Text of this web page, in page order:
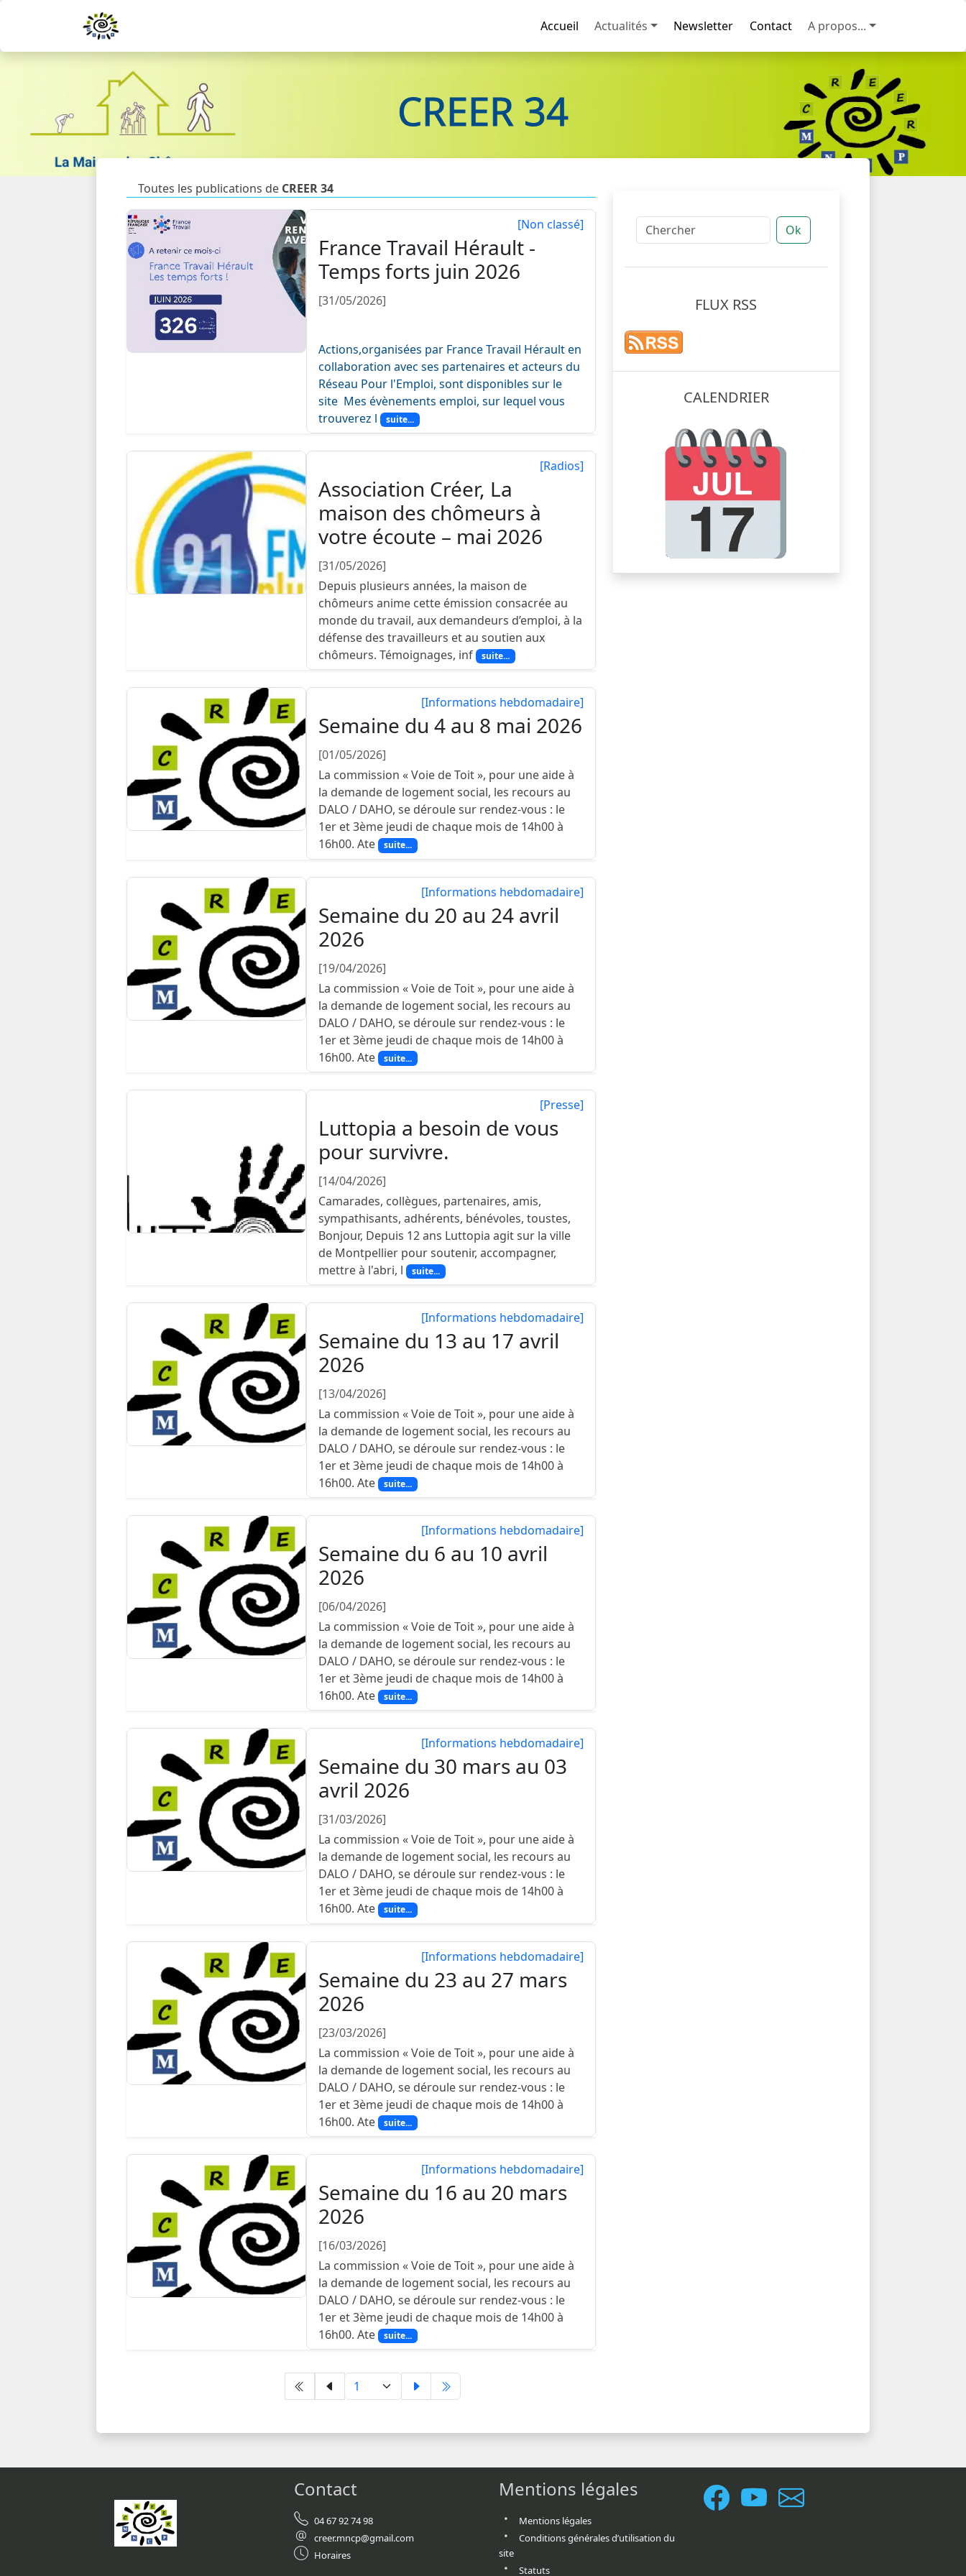
Accueil Actualités Newsletter Contact A propos...
CREER 34
Toutes les publications de CREER 34
[Non classé]
France Travail Hérault -
Temps forts juin 2026
[31/05/2026]
Actions,organisées par France Travail Hérault en
collaboration avec ses partenaires et acteurs du
Réseau Pour l'Emploi, sont disponibles sur le
site Mes évènements emploi, sur lequel vous
trouverez l suite...
[Radios]
Association Créer, La
maison des chômeurs à
votre écoute – mai 2026
[31/05/2026]
Depuis plusieurs années, la maison de
chômeurs anime cette émission consacrée au
monde du travail, aux demandeurs d’emploi, à la
défense des travailleurs et au soutien aux
chômeurs. Témoignages, inf suite...
[Informations hebdomadaire]
Semaine du 4 au 8 mai 2026
[01/05/2026]
La commission « Voie de Toit », pour une aide à
la demande de logement social, les recours au
DALO / DAHO, se déroule sur rendez-vous : le
1er et 3ème jeudi de chaque mois de 14h00 à
16h00. Ate suite...
[Informations hebdomadaire]
Semaine du 20 au 24 avril
2026
[19/04/2026]
La commission « Voie de Toit », pour une aide à
la demande de logement social, les recours au
DALO / DAHO, se déroule sur rendez-vous : le
1er et 3ème jeudi de chaque mois de 14h00 à
16h00. Ate suite...
[Presse]
Luttopia a besoin de vous
pour survivre.
[14/04/2026]
Camarades, collègues, partenaires, amis,
sympathisants, adhérents, bénévoles, toustes,
Bonjour, Depuis 12 ans Luttopia agit sur la ville
de Montpellier pour soutenir, accompagner,
mettre à l'abri, l suite...
[Informations hebdomadaire]
Semaine du 13 au 17 avril
2026
[13/04/2026]
La commission « Voie de Toit », pour une aide à
la demande de logement social, les recours au
DALO / DAHO, se déroule sur rendez-vous : le
1er et 3ème jeudi de chaque mois de 14h00 à
16h00. Ate suite...
[Informations hebdomadaire]
Semaine du 6 au 10 avril
2026
[06/04/2026]
La commission « Voie de Toit », pour une aide à
la demande de logement social, les recours au
DALO / DAHO, se déroule sur rendez-vous : le
1er et 3ème jeudi de chaque mois de 14h00 à
16h00. Ate suite...
[Informations hebdomadaire]
Semaine du 30 mars au 03
avril 2026
[31/03/2026]
La commission « Voie de Toit », pour une aide à
la demande de logement social, les recours au
DALO / DAHO, se déroule sur rendez-vous : le
1er et 3ème jeudi de chaque mois de 14h00 à
16h00. Ate suite...
[Informations hebdomadaire]
Semaine du 23 au 27 mars
2026
[23/03/2026]
La commission « Voie de Toit », pour une aide à
la demande de logement social, les recours au
DALO / DAHO, se déroule sur rendez-vous : le
1er et 3ème jeudi de chaque mois de 14h00 à
16h00. Ate suite...
[Informations hebdomadaire]
Semaine du 16 au 20 mars
2026
[16/03/2026]
La commission « Voie de Toit », pour une aide à
la demande de logement social, les recours au
DALO / DAHO, se déroule sur rendez-vous : le
1er et 3ème jeudi de chaque mois de 14h00 à
16h00. Ate suite...
Ok
FLUX RSS
CALENDRIER
Contact
04 67 92 74 98
creer.mncp@gmail.com
Horaires
Mentions légales
Mentions légales
Conditions générales d’utilisation du
site
Statuts